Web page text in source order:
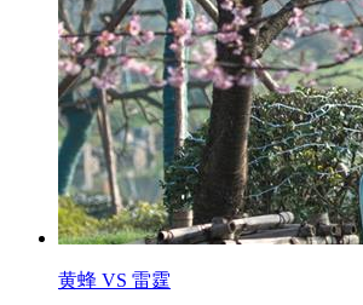
黄蜂 VS 雷霆